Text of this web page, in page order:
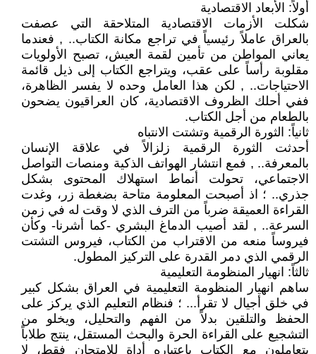
أولاً: الأبعاد الاقتصادية
شكلت الأزمات الاقتصادية المتلاحقة التي عصفت
بالعراق عاملاً رئيسياً في تراجع مكانة الكتاب.. , فعندما
يعاني المواطن من تأمين لقمة العيش، تصبح الأولويات
مقلوبة رأساً على عقب، ويتراجع الكتاب إلى ذيل قائمة
الاحتياجات.. , لكن هذا العامل وحده لا يفسر الظاهرة،
ففي أحلك الظروف الاقتصادية، كان العراقيون يضحون
بالطعام من أجل الكتاب.
ثانياً: الثورة الرقمية وتشتت الانتباه
أحدثت الثورة الرقمية زلزالاً في علاقة الإنسان
بالمعرفة.. , فمع انتشار الهواتف الذكية ومنصات التواصل
الاجتماعي، تحولت أنماط استهلاك المحتوى بشكل
جذري.. ؛ اذ أصبحت المعلومة متاحة بضغطة زر، وغدت
القراءة العميقة ضرباً من الترف الذي لا وقت له في زمن
السرعة.. , لقد أصيب الدماغ البشري -كما أشرنا- وكأن
فيروساً منعه من الاقتراب من الكتاب، فيروس التشتت
الرقمي الذي دمر القدرة على التركيز المطول.
ثالثاً: انهيار المنظومة التعليمية
ساهم انهيار المنظومة التعليمية في العراق بشكل كبير
في خلق أجيال لا تقرأ... ؛ فنظام التعليم الذي يركز على
الحفظ والتلقين بدلاً من الفهم والتحليل، ويخلو من
التشجيع على القراءة الحرة والبحث المستقل، ينتج طلاباً
يتعاملون مع الكتاب باعتباره أداة للامتحان فقط، لا